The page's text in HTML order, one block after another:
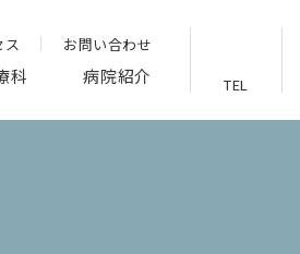
ス お問い合わせ
科 病院紹介 TEL